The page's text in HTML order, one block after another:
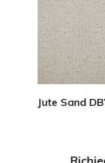
Jute Sand